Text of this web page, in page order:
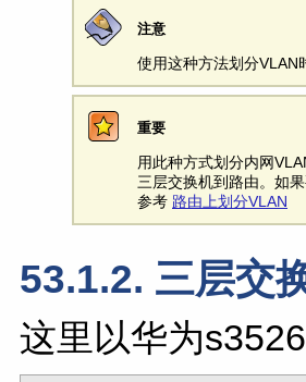
注意
使用这种方法划分VLAN
重要
用此种方式划分内网
三层交换机到路由。如
参考 路由上划分VLAN
53.1.2. 三层交
这里以华为